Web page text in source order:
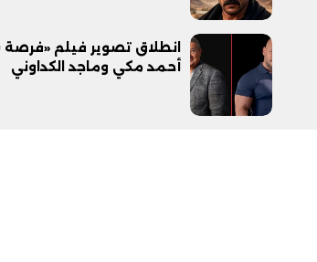
انطلاق تصوير فيلم
أحمد مكي وماجد الكداوني